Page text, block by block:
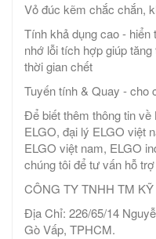
Vỏ đúc kẽm chắc chắn,
Tính khả dụng cao - hiển
nhớ lỗi tích hợp giúp
thời gian chết
Tuyến tính & Quay - cho
Để biết thêm thông tin
ELGO, đại lý ELGO việt
ELGO việt nam, ELGO
chúng tôi để tư vấn hỗ
CÔNG TY TNHH TM
Địa Chỉ: 226/65/14
Gò Vấp, TPHCM.